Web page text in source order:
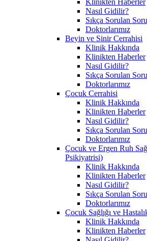
Nasıl Gidilir?
Sıkça Sorulan
Doktorlarımız
Beyin ve Sinir Cerrahisi
Klinik Hakkında
Klinikten Haberler
Nasıl Gidilir?
Sıkça Sorulan
Doktorlarımız
Çocuk Cerrahisi
Klinik Hakkında
Klinikten Haberler
Nasıl Gidilir?
Sıkça Sorulan
Doktorlarımız
Çocuk ve Ergen Ruh
Psikiyatrisi)
Klinik Hakkında
Klinikten Haberler
Nasıl Gidilir?
Sıkça Sorulan
Doktorlarımız
Çocuk Sağlığı ve
Klinik Hakkında
Klinikten Haberler